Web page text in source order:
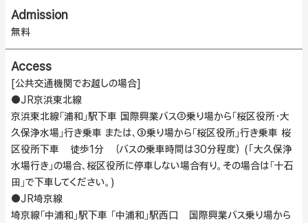
Admission
無料
Access
[公共交通機関でお越しの場合]
●JR京浜東北線
京浜東北線「浦和」駅下車 国際興業バス②乗り場から「桜区役所・大
久保浄水場」行き乗車 または、③乗り場から「桜区役所」行き乗車 桜
区役所下車 徒歩1分 （バスの乗車時間は30分程度） (｢大久保浄
水場行き」の場合、桜区役所に停車しない場合有り。その場合は「十石
田」で下車してください。)
●JR埼京線
埼京線「中浦和」駅下車 「中浦和」駅西口 国際興業バス乗り場から